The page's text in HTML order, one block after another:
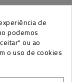
EFAPEde
podemos
ou ao
o uso de cookies